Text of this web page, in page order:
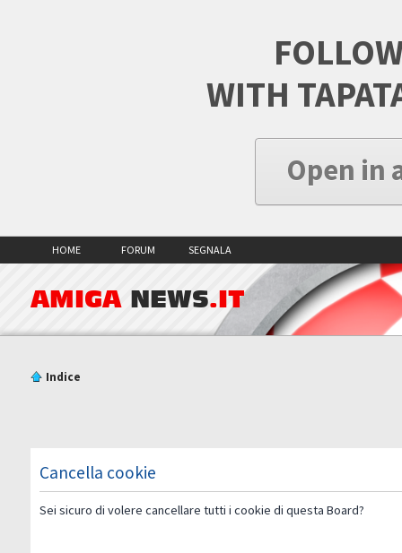
WITH
Open in
HOME FORUM SEGNALA
AMIGA NEWS.IT
Indice
Cancella cookie
Sei sicuro di volere cancellare tutti i cookie di questa Board?